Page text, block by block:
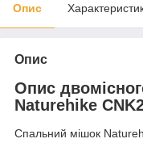
Опис
Опис
Опис
Naturehike
Спальний мішок